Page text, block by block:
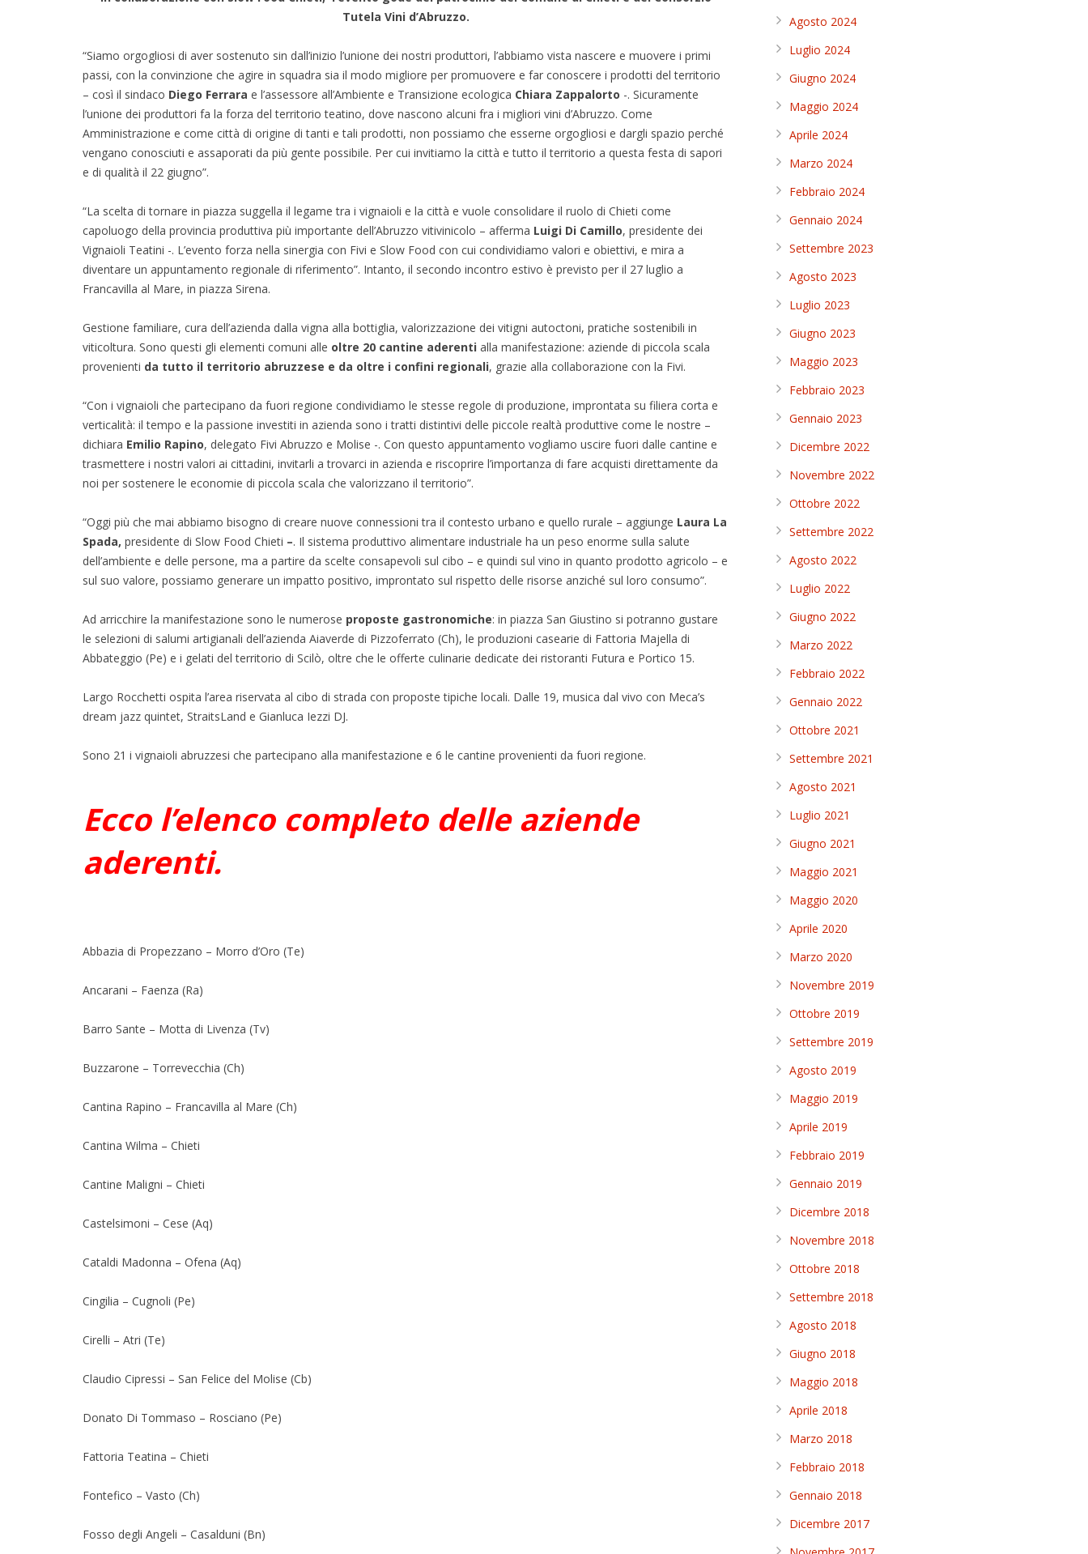
Tutela Vini d’Abruzzo.
“Siamo orgogliosi di aver sostenuto sin dall’inizio l’unione dei nostri produttori, l’abbiamo vista nascere e muovere i primi
passi, con la convinzione che agire in squadra sia il modo migliore per promuovere e far conoscere i prodotti del territorio
– così il sindaco Diego Ferrara e l’assessore all’Ambiente e Transizione ecologica Chiara Zappalorto -. Sicuramente
l’unione dei produttori fa la forza del territorio teatino, dove nascono alcuni fra i migliori vini d’Abruzzo. Come
Amministrazione e come città di origine di tanti e tali prodotti, non possiamo che esserne orgogliosi e dargli spazio perché
vengano conosciuti e assaporati da più gente possibile. Per cui invitiamo la città e tutto il territorio a questa festa di sapori
e di qualità il 22 giugno”.
“La scelta di tornare in piazza suggella il legame tra i vignaioli e la città e vuole consolidare il ruolo di Chieti come
capoluogo della provincia produttiva più importante dell’Abruzzo vitivinicolo – afferma Luigi Di Camillo, presidente dei
Vignaioli Teatini -. L’evento forza nella sinergia con Fivi e Slow Food con cui condividiamo valori e obiettivi, e mira a
diventare un appuntamento regionale di riferimento”. Intanto, il secondo incontro estivo è previsto per il 27 luglio a
Francavilla al Mare, in piazza Sirena.
Gestione familiare, cura dell’azienda dalla vigna alla bottiglia, valorizzazione dei vitigni autoctoni, pratiche sostenibili in
viticoltura. Sono questi gli elementi comuni alle oltre 20 cantine aderenti alla manifestazione: aziende di piccola scala
provenienti da tutto il territorio abruzzese e da oltre i confini regionali, grazie alla collaborazione con la Fivi.
“Con i vignaioli che partecipano da fuori regione condividiamo le stesse regole di produzione, improntata su filiera corta e
verticalità: il tempo e la passione investiti in azienda sono i tratti distintivi delle piccole realtà produttive come le nostre –
dichiara Emilio Rapino, delegato Fivi Abruzzo e Molise -. Con questo appuntamento vogliamo uscire fuori dalle cantine e
trasmettere i nostri valori ai cittadini, invitarli a trovarci in azienda e riscoprire l’importanza di fare acquisti direttamente da
noi per sostenere le economie di piccola scala che valorizzano il territorio”.
“Oggi più che mai abbiamo bisogno di creare nuove connessioni tra il contesto urbano e quello rurale – aggiunge Laura La
Spada, presidente di Slow Food Chieti –. Il sistema produttivo alimentare industriale ha un peso enorme sulla salute
dell’ambiente e delle persone, ma a partire da scelte consapevoli sul cibo – e quindi sul vino in quanto prodotto agricolo – e
sul suo valore, possiamo generare un impatto positivo, improntato sul rispetto delle risorse anziché sul loro consumo”.
Ad arricchire la manifestazione sono le numerose proposte gastronomiche: in piazza San Giustino si potranno gustare
le selezioni di salumi artigianali dell’azienda Aiaverde di Pizzoferrato (Ch), le produzioni casearie di Fattoria Majella di
Abbateggio (Pe) e i gelati del territorio di Scilò, oltre che le offerte culinarie dedicate dei ristoranti Futura e Portico 15.
Largo Rocchetti ospita l’area riservata al cibo di strada con proposte tipiche locali. Dalle 19, musica dal vivo con Meca’s
dream jazz quintet, StraitsLand e Gianluca Iezzi DJ.
Sono 21 i vignaioli abruzzesi che partecipano alla manifestazione e 6 le cantine provenienti da fuori regione.
Ecco l’elenco completo delle aziende
aderenti.
Abbazia di Propezzano – Morro d’Oro (Te)
Ancarani – Faenza (Ra)
Barro Sante – Motta di Livenza (Tv)
Buzzarone – Torrevecchia (Ch)
Cantina Rapino – Francavilla al Mare (Ch)
Cantina Wilma – Chieti
Cantine Maligni – Chieti
Castelsimoni – Cese (Aq)
Cataldi Madonna – Ofena (Aq)
Cingilia – Cugnoli (Pe)
Cirelli – Atri (Te)
Claudio Cipressi – San Felice del Molise (Cb)
Donato Di Tommaso – Rosciano (Pe)
Fattoria Teatina – Chieti
Fontefico – Vasto (Ch)
Fosso degli Angeli – Casalduni (Bn)
Agosto 2024
Luglio 2024
Giugno 2024
Maggio 2024
Aprile 2024
Marzo 2024
Febbraio 2024
Gennaio 2024
Settembre 2023
Agosto 2023
Luglio 2023
Giugno 2023
Maggio 2023
Febbraio 2023
Gennaio 2023
Dicembre 2022
Novembre 2022
Ottobre 2022
Settembre 2022
Agosto 2022
Luglio 2022
Giugno 2022
Marzo 2022
Febbraio 2022
Gennaio 2022
Ottobre 2021
Settembre 2021
Agosto 2021
Luglio 2021
Giugno 2021
Maggio 2021
Maggio 2020
Aprile 2020
Marzo 2020
Novembre 2019
Ottobre 2019
Settembre 2019
Agosto 2019
Maggio 2019
Aprile 2019
Febbraio 2019
Gennaio 2019
Dicembre 2018
Novembre 2018
Ottobre 2018
Settembre 2018
Agosto 2018
Giugno 2018
Maggio 2018
Aprile 2018
Marzo 2018
Febbraio 2018
Gennaio 2018
Dicembre 2017